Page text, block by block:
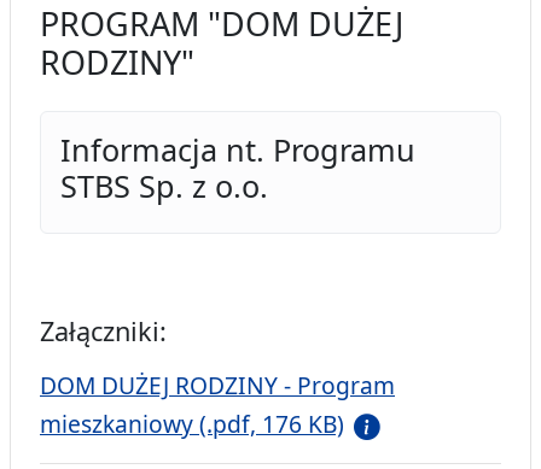
PROGRAM "DOM DUŻEJ
RODZINY"
Informacja nt. Programu
STBS Sp. z o.o.
Załączniki:
DOM DUŻEJ RODZINY - Program
mieszkaniowy (.pdf, 176 KB)